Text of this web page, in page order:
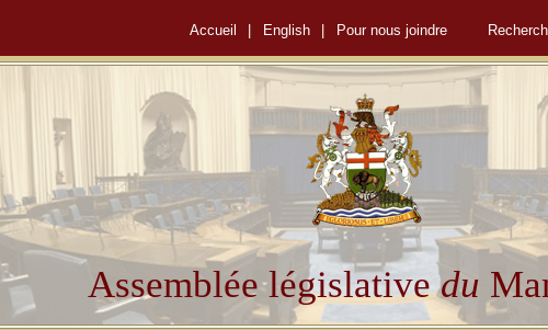
Accueil English Pour nous joindre
Assemblée législativedu